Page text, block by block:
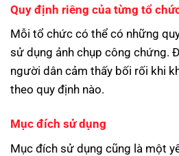
Quy định riêng của từng tổ
Mỗi tổ chức có thể có những
sử dụng ảnh chụp công chứng.
người dân cảm thấy bối rối khi
theo quy định nào.
Mục đích sử dụng
Mục đích sử dụng cũng là một